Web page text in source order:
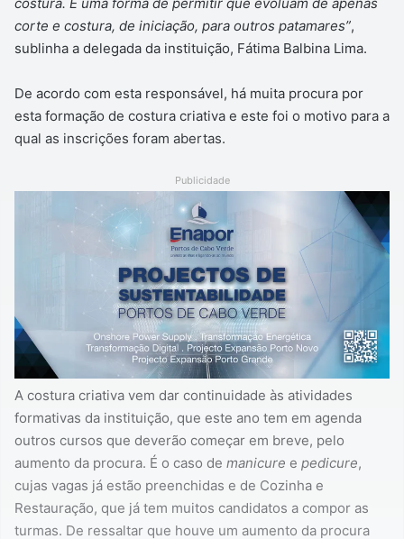
corte e costura, de iniciação, para outros patamares”,
sublinha a delegada da instituição, Fátima Balbina Lima.
De acordo com esta responsável, há muita procura por
esta formação de costura criativa e este foi o motivo para a
qual as inscrições foram abertas.
Publicidade
A costura criativa vem dar continuidade às atividades
formativas da instituição, que este ano tem em agenda
outros cursos que deverão começar em breve, pelo
aumento da procura. É o caso de manicure e pedicure,
cujas vagas já estão preenchidas e de Cozinha e
Restauração, que já tem muitos candidatos a compor as
turmas. De ressaltar que houve um aumento da procura